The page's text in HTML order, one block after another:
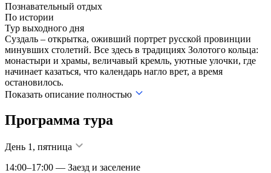
Познавательный отдых
По истории
Тур выходного дня
Суздаль – открытка, оживший портрет русской провинции
минувших столетий. Все здесь в традициях Золотого кольца:
монастыри и храмы, величавый кремль, уютные улочки, где
начинает казаться, что календарь нагло врет, а время
остановилось.
Показать описание полностью
Программа тура
День 1, пятница
14:00–17:00 — Заезд и заселение